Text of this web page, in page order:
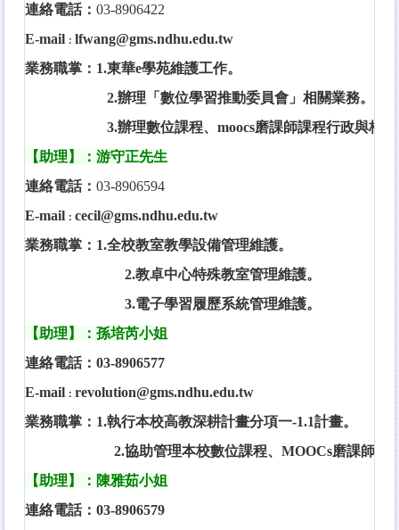
連絡電話： 03-8906422
E-mail ： lfwang@gms.ndhu.edu.tw
業務職掌： 1.東華e學苑維護工作。
2.辦理「數位學習推動委員會」相關業務。
3.辦理數位課程、moocs磨課師課程行政與核
【助理 】：游守正先生
連絡電話： 03-8906594
E-mail ： cecil@gms.ndhu.edu.tw
業務職掌： 1.全校教室教學設備管理維護。
2.教卓中心特殊教室管理維護。
3.電子學習履歷系統管理維護。
【助理 】：孫培芮小姐
連絡電話：03-8906577
E-mail ： revolution@gms.ndhu.edu.tw
業務職掌：1.執行本校高教深耕計畫分項一-1.1計畫。
2.協助管理本校數位課程、MOOCs磨課師課
【助理 】：陳雅茹小姐
連絡電話：03-8906579